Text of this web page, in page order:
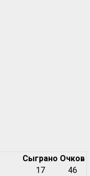
Сыграно Очков
17
46